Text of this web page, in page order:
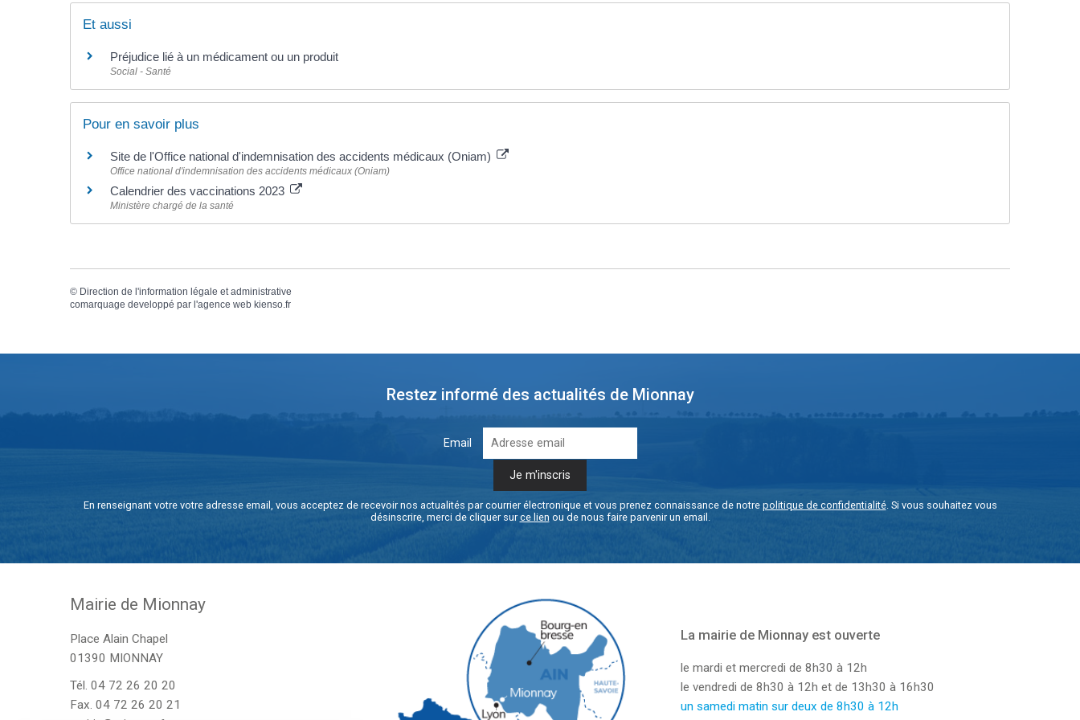
Et aussi
Préjudice lié à un médicament ou un produit
Social - Santé
Pour en savoir plus
Site de l'Office national d'indemnisation des accidents médicaux (Oniam)
Office national d'indemnisation des accidents médicaux (Oniam)
Calendrier des vaccinations 2023
Ministère chargé de la santé
© Direction de l'information légale et administrative
comarquage developpé par l'agence web kienso.fr
Restez informé des actualités de Mionnay
Email
En renseignant votre votre adresse email, vous acceptez de recevoir nos actualités par courrier électronique et vous prenez connaissance de notre politique de confidentialité. Si vous souhaitez vous
désinscrire, merci de cliquer surce lien ou de nous faire parvenir un email.
Mairie de Mionnay
Place Alain Chapel
01390 MIONNAY
Tél.04 72 26 20 20
Fax. 04 72 26 20 21
La mairie de Mionnay est ouverte
le mardi et mercredi de 8h30 à 12h
le vendredi de 8h30 à 12h et de 13h30 à 16h30
un samedi matin sur deux de 8h30 à 12h